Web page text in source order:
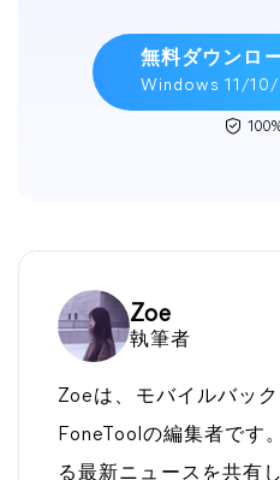
無料ダウンロ
Windows 11/
Zoe
執筆者
Zoeは、モバイルバッ
FoneToolの編集者です
る最新ニュースを共有